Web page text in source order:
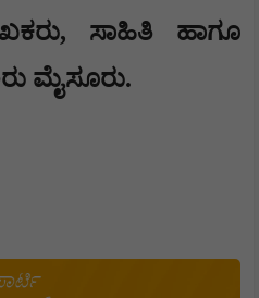
ಸಾಹಿತಿ ಹಾಗೂ
ಮೈಸೂರು.